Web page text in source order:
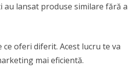
lansat produse similare fără a
oferi diferit. Acest lucru te va
mai eficientă.